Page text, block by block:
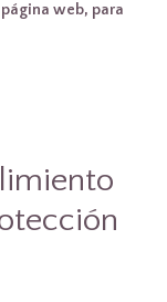
web, para